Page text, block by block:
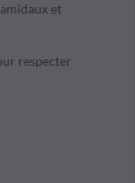
et
respecter